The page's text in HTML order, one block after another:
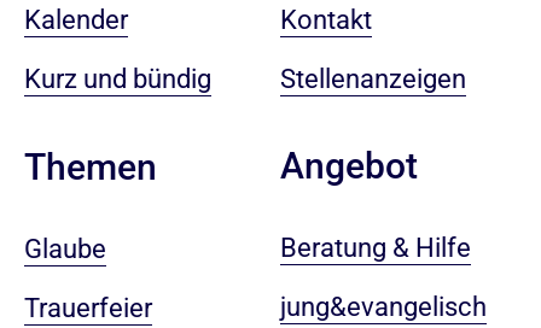
Kalender
Kurz und bündig
Themen
Glaube
Trauerfeier
Kontakt
Stellenanzeigen
Angebot
Beratung & Hilfe
jung&evangelisch